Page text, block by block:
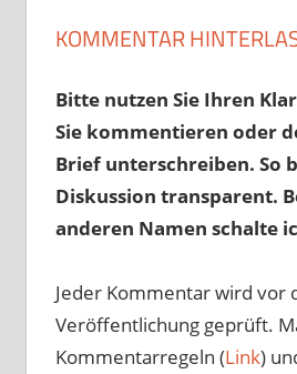
KOMMENTAR
Bitte nutzen Sie Ihren
Sie kommentieren oder
Brief unterschreiben. So
Diskussion transparent.
anderen Namen schalte
Jeder Kommentar wird vor
Veröffentlichung geprüft.
Kommentarregeln (Link)